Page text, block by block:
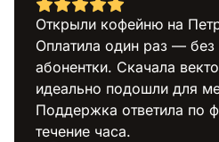
Открыли кофейню на
Оплатила один раз — без
абонентки. Скачала
идеально подошли для
Поддержка ответила по
течение часа.